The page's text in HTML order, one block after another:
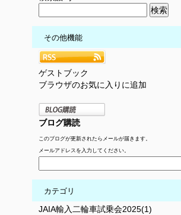
その他機能
ゲストブック
ブラウザのお気に入りに追加
ブログ購読
このブログが更新されたらメールが届きます。
メールアドレスを入力してください。
カテゴリ
JAIA輸入二輪車試乗会2025(1)